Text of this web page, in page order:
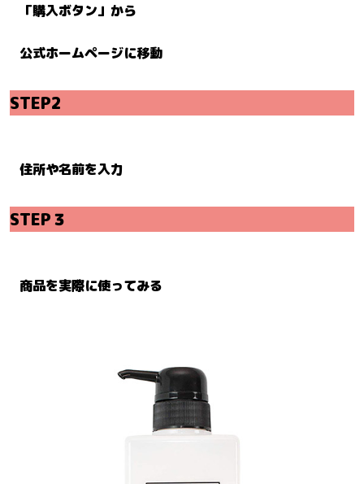
「購入ボタン」から
公式ホームページに移動
STEP2
住所や名前を入力
STEP３
商品を実際に使ってみる